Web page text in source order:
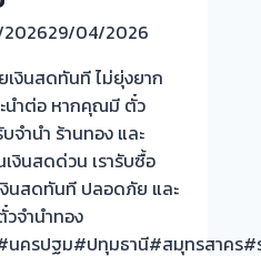
29/04/2026
เงินสดทันที ไม่ยุ่งยาก
นำต่อ หากคุณมี ตั๋ว
จำนำ ร้านทอง และ
งินสดด่วน เรารับซื้อ
งินสดทันที ปลอดภัย และ
จำนำทอง
นครปฐม#ปทุมธานี#สมุทรสาคร#